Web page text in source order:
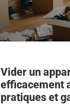
Vider un
efficacement
pratiques et